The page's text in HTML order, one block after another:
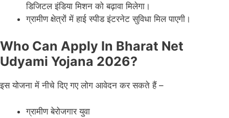
डिजिटल इंडिया मिशन को बढ़ावा मिलेगा।
ग्रामीण क्षेत्रों में हाई स्पीड इंटरनेट सुविधा मिल पाएगी।
Who Can Apply In Bharat Net
Udyami Yojana 2026?
इस योजना में नीचे दिए गए लोग आवेदन कर सकते हैं –
ग्रामीण बेरोजगार युवा